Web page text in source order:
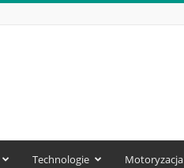
Technologie Motoryzacja